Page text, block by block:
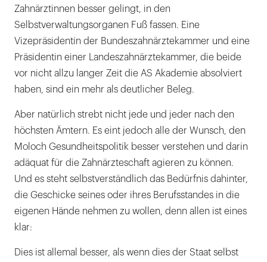
Zahnärztinnen besser gelingt, in den
Selbstverwaltungsorganen Fuß fassen. Eine
Vizepräsidentin der Bundeszahnärztekammer und eine
Präsidentin einer Landeszahnärztekammer, die beide
vor nicht allzu langer Zeit die AS Akademie absolviert
haben, sind ein mehr als deutlicher Beleg.
Aber natürlich strebt nicht jede und jeder nach den
höchsten Ämtern. Es eint jedoch alle der Wunsch, den
Moloch Gesundheitspolitik besser verstehen und darin
adäquat für die Zahnärzteschaft agieren zu können.
Und es steht selbstverständlich das Bedürfnis dahinter,
die Geschicke seines oder ihres Berufsstandes in die
eigenen Hände nehmen zu wollen, denn allen ist eines
klar:
Dies ist allemal besser, als wenn dies der Staat selbst